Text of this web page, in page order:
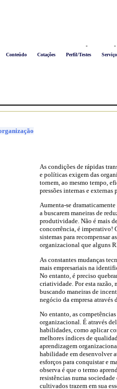
- -
Conteúdo Cotações Perfil/Testes
As condições de rápidas
e políticas exigem das
tornem, ao mesmo tempo,
pressões internas e externas
Aumenta-se
a buscarem maneiras de
produtividade. Não é mais
concorrência, é imperativo!
sistemas para recompensar
organizacional que alguns
As constantes mudanças
mais empresariais na
No entanto, é preciso
criatividade. Por esta razão,
buscando maneiras de
negócio da empresa através
No entanto, as
organizacional. É através
habilidades, como aplicar
melhores índices de
aprendizagem
habilidade em desenvolver
esforços para conquistar e
observa é que o termo
resistências numa
cultivados trazem em sua